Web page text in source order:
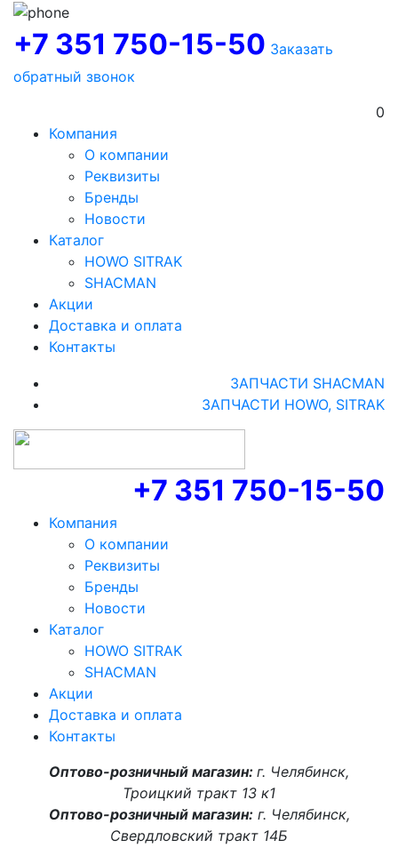
+7 351 750-15-50 Заказать
обратный звонок
0
Компания
О компании
Реквизиты
Бренды
Новости
Каталог
HOWO SITRAK
SHACMAN
Акции
Доставка и оплата
Контакты
ЗАПЧАСТИ SHACMAN
ЗАПЧАСТИ HOWO, SITRAK
+7 351 750-15-50
Компания
О компании
Реквизиты
Бренды
Новости
Каталог
HOWO SITRAK
SHACMAN
Акции
Доставка и оплата
Контакты
Оптово-розничный магазин: г. Челябинск,
Троицкий тракт 13 к1
Оптово-розничный магазин:г. Челябинск,
Свердловский тракт 14Б